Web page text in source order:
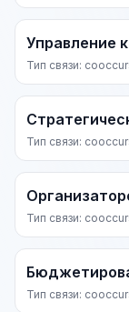
Управление
Тип связи:
Тип связи:
Тип связи:
Тип связи: